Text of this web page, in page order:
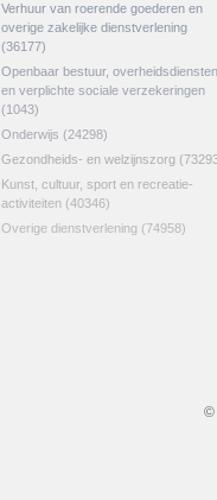
Verhuur van roerende goederen en
overige zakelijke dienstverlening
(36177)
Openbaar bestuur, overheidsdiensten
en verplichte sociale verzekeringen
(1043)
Onderwijs (24298)
Gezondheids- en welzijnszorg
Kunst, cultuur, sport en recreatie-
activiteiten (40346)
Overige dienstverlening (74958)
©